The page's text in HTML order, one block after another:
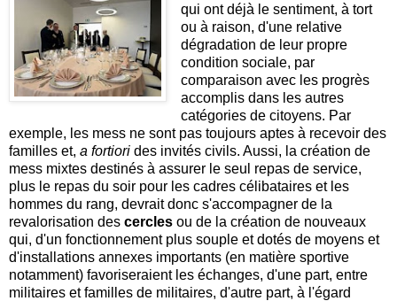
qui ont déjà le sentiment, à tort
ou à raison, d'une relative
dégradation de leur propre
condition sociale, par
comparaison avec les progrès
accomplis dans les autres
catégories de citoyens. Par
exemple, les mess ne sont pas toujours aptes à recevoir des
familles et, a fortiori des invités civils. Aussi, la création de
mess mixtes destinés à assurer le seul repas de service,
plus le repas du soir pour les cadres célibataires et les
hommes du rang, devrait donc s'accompagner de la
revalorisation des cercles ou de la création de nouveaux
qui, d'un fonctionnement plus souple et dotés de moyens et
d'installations annexes importants (en matière sportive
notamment) favoriseraient les échanges, d'une part, entre
militaires et familles de militaires, d'autre part, à l'égard